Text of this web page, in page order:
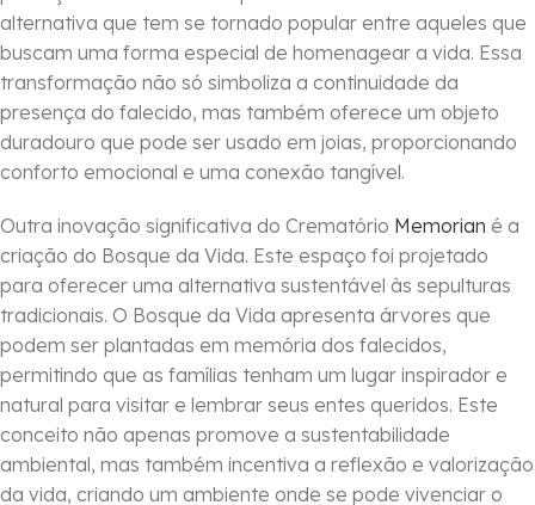
alternativa que tem se tornado popular entre aqueles que
buscam uma forma especial de homenagear a vida. Essa
transformação não só simboliza a continuidade da
presença do falecido, mas também oferece um objeto
duradouro que pode ser usado em joias, proporcionando
conforto emocional e uma conexão tangível.
Outra inovação significativa do Crematório Memorian é a
criação do Bosque da Vida. Este espaço foi projetado
para oferecer uma alternativa sustentável às sepulturas
tradicionais. O Bosque da Vida apresenta árvores que
podem ser plantadas em memória dos falecidos,
permitindo que as famílias tenham um lugar inspirador e
natural para visitar e lembrar seus entes queridos. Este
conceito não apenas promove a sustentabilidade
ambiental, mas também incentiva a reflexão e valorização
da vida, criando um ambiente onde se pode vivenciar o